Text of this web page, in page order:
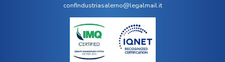
confindustriasalerno@legalmail.it